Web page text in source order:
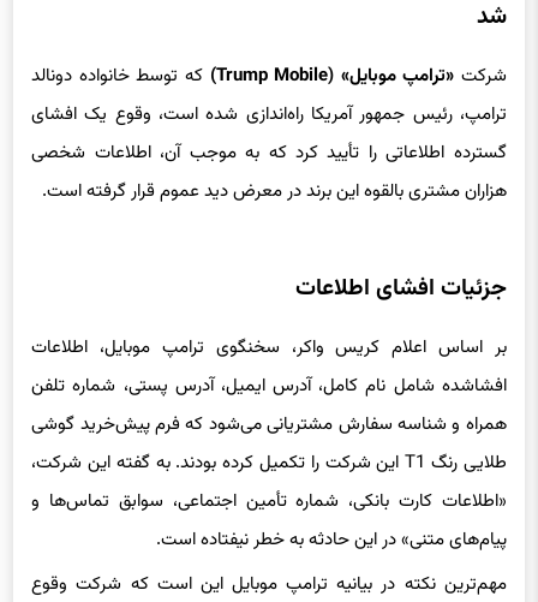
ترامپ، رئیس جمهور آمریکا راه‌اندازی شده است، وقوع یک افشای
گسترده اطلاعاتی را تأیید کرد که به موجب آن، اطلاعات شخصی
هزاران مشتری بالقوه این برند در معرض دید عموم قرار گرفته است.
افشاشده شامل نام کامل، آدرس ایمیل، آدرس پستی، شماره تلفن
همراه و شناسه سفارش مشتریانی می‌شود که فرم پیش‌خرید گوشی
طلایی رنگ T1 این شرکت را تکمیل کرده بودند. به گفته این شرکت،
«اطلاعات کارت بانکی، شماره تأمین اجتماعی، سوابق تماس‌ها و
پیام‌های متنی» در این حادثه به خطر نیفتاده است.
مهم‌ترین نکته در بیانیه ترامپ موبایل این است که شرکت وقوع
هرگونه نفوذ مستقیم به شبکه یا زیرساخت‌های خود را رد کرده و